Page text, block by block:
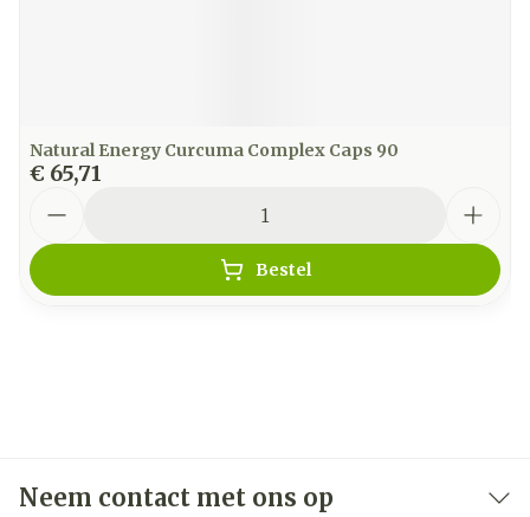
Natural Energy Curcuma Complex Caps 90
€ 65,71
Bestel
Neem contact met ons op